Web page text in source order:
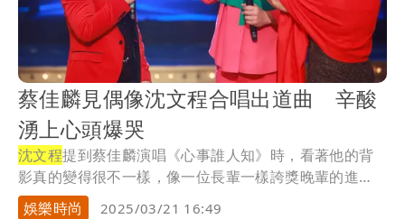
蔡佳麟見偶像沈文程合唱出道曲 辛酸
湧上心頭爆哭
沈文程提到蔡佳麟演唱《心事誰人知》時，看著他的背
影真的變得很不一樣，像一位長輩一樣誇獎晚輩的進
步，白...
娛樂時尚 2025/03/21 16:49